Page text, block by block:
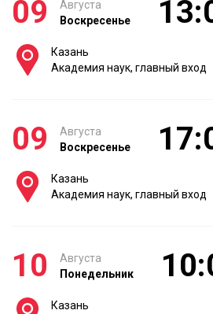
09
Августа
Воскресенье
Казань
Академия наук, главный вход
09
Августа
Воскресенье
Казань
Академия наук, главный вход
10
Августа
Понедельник
Казань